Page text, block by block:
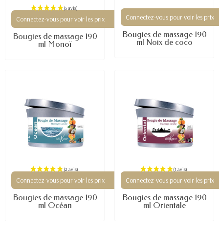
Connectez-vous pour voir les prix
Bougies de massage 190
ml Monoï
Connectez-vous pour voir les prix
Bougies de massage 190
ml Noix de coco
Connectez-vous pour voir les prix
Bougies de massage 190
ml Océan
Connectez-vous pour voir les prix
Bougies de massage 190
ml Orientale